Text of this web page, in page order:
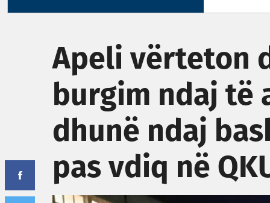
Apeli vërteton
burgim ndaj të
dhunë ndaj
pas vdiq në